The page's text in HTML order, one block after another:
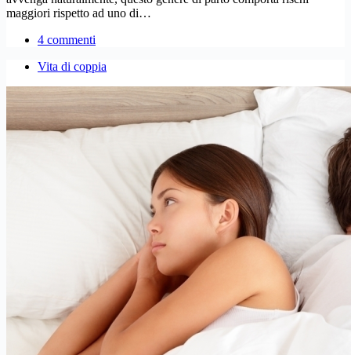
maggiori rispetto ad uno di…
4 commenti
Vita di coppia